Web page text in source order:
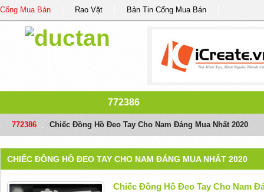
Cổng Mua Bán Rao Vặt Bản Tin Cổng Mua Bán
772386
772386 Chiếc Đồng Hồ Đeo Tay Cho Nam Đáng Mua Nhất 2020
CHIẾC ĐỒNG HỒ ĐEO TAY CHO NAM ĐÁNG MUA NHẤT 2020
Chiếc Đồng Hồ Đeo Tay Cho Nam